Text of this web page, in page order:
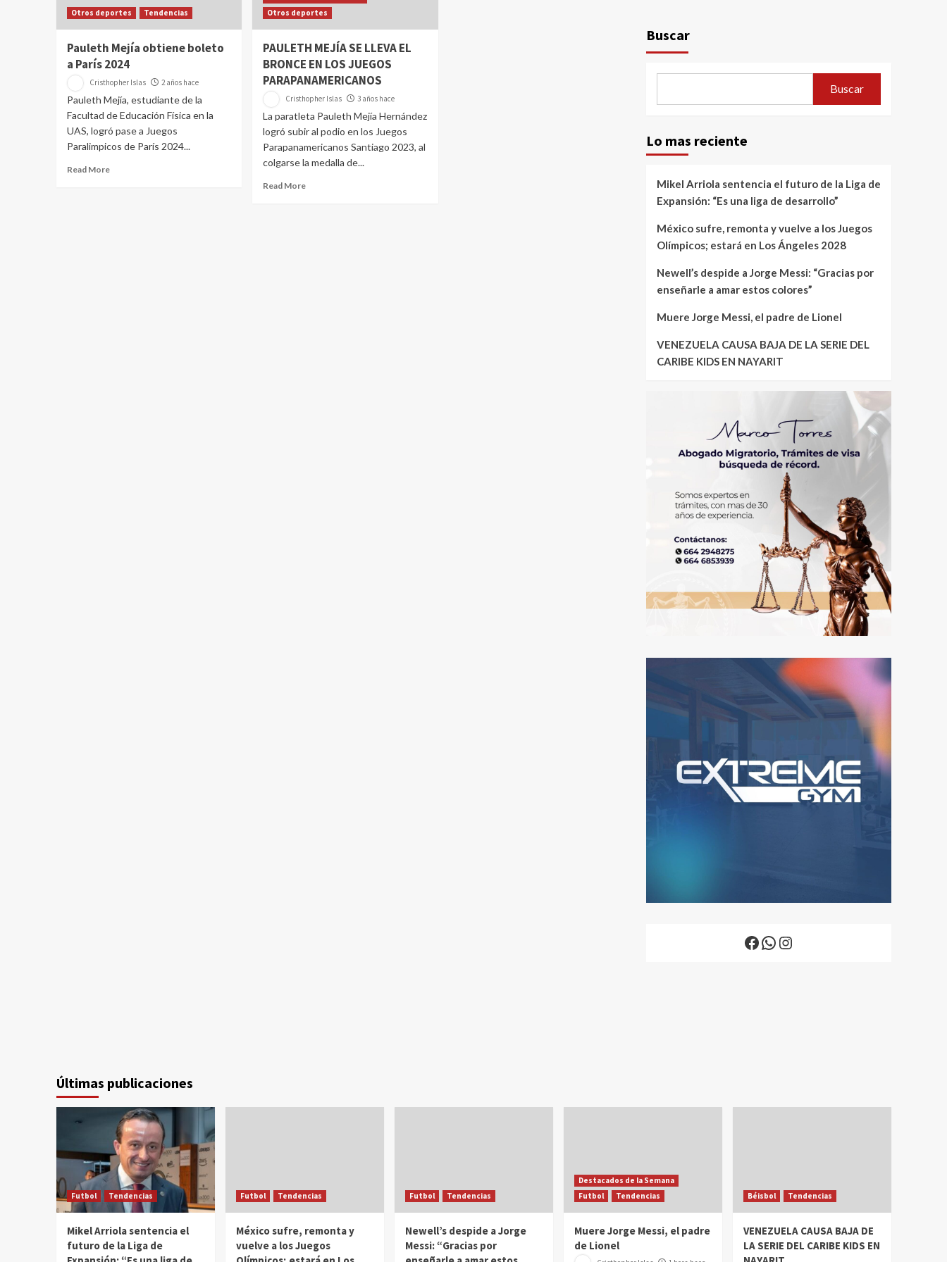
Otros deportes Tendencias
Pauleth Mejía obtiene boleto
a París 2024
Cristhopher Islas 2 años hace
Pauleth Mejía, estudiante de la
Facultad de Educación Física en la
UAS, logró pase a Juegos
Paralimpicos de París 2024...
Read More
Otros deportes
PAULETH MEJÍA SE LLEVA EL
BRONCE EN LOS JUEGOS
PARAPANAMERICANOS
Cristhopher Islas 3 años hace
La paratleta Pauleth Mejía Hernández
logró subir al podio en los Juegos
Parapanamericanos Santiago 2023, al
colgarse la medalla de...
Read More
Buscar
Buscar
Lo mas reciente
Mikel Arriola sentencia el futuro de la Liga de
Expansión: “Es una liga de desarrollo”
México sufre, remonta y vuelve a los Juegos
Olímpicos; estará en Los Ángeles 2028
Newell’s despide a Jorge Messi: “Gracias por
enseñarle a amar estos colores”
Muere Jorge Messi, el padre de Lionel
VENEZUELA CAUSA BAJA DE LA SERIE DEL
CARIBE KIDS EN NAYARIT
Facebook
WhatsApp
Instagram
Últimas publicaciones
Futbol Tendencias
Mikel Arriola sentencia el
futuro de la Liga de
Futbol Tendencias
México sufre, remonta y
vuelve a los Juegos
Futbol Tendencias
Newell’s despide a Jorge
Messi: “Gracias por
Destacados de la Semana
Futbol
Tendencias
Muere Jorge Messi, el padre
de Lionel
Béisbol Tendencias
VENEZUELA CAUSA BAJA DE
LA SERIE DEL CARIBE KIDS EN